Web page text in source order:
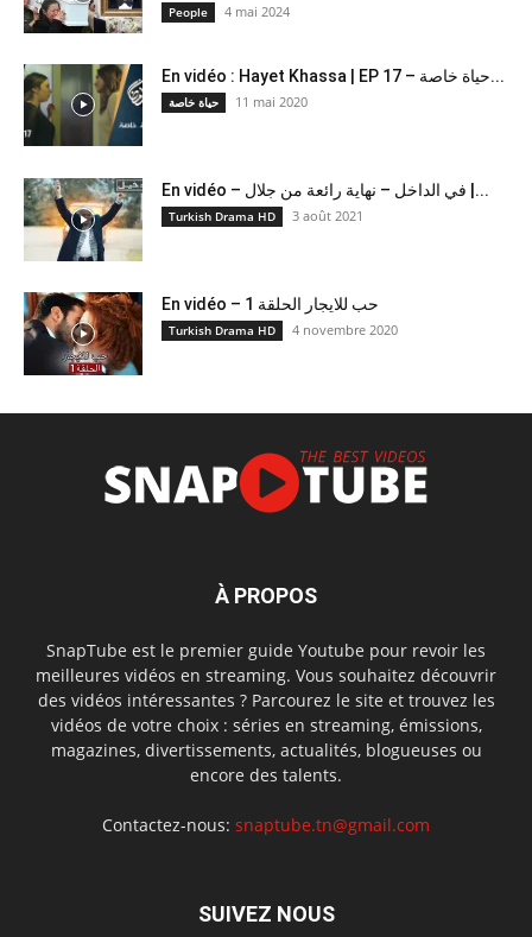
People 4 mai 2024
En vidéo : Hayet Khassa | EP 17 – حياة خاصة...
حياة خاصة 11 mai 2020
En vidéo – في الداخل – نهاية رائعة من جلال |...
Turkish Drama HD 3 août 2021
En vidéo – حب للايجار الحلقة 1
Turkish Drama HD 4 novembre 2020
À PROPOS
SnapTube est le premier guide Youtube pour revoir les
meilleures vidéos en streaming. Vous souhaitez découvrir
des vidéos intéressantes ? Parcourez le site et trouvez les
vidéos de votre choix : séries en streaming, émissions,
magazines, divertissements, actualités, blogueuses ou
encore des talents.
Contactez-nous: snaptube.tn@gmail.com
SUIVEZ NOUS